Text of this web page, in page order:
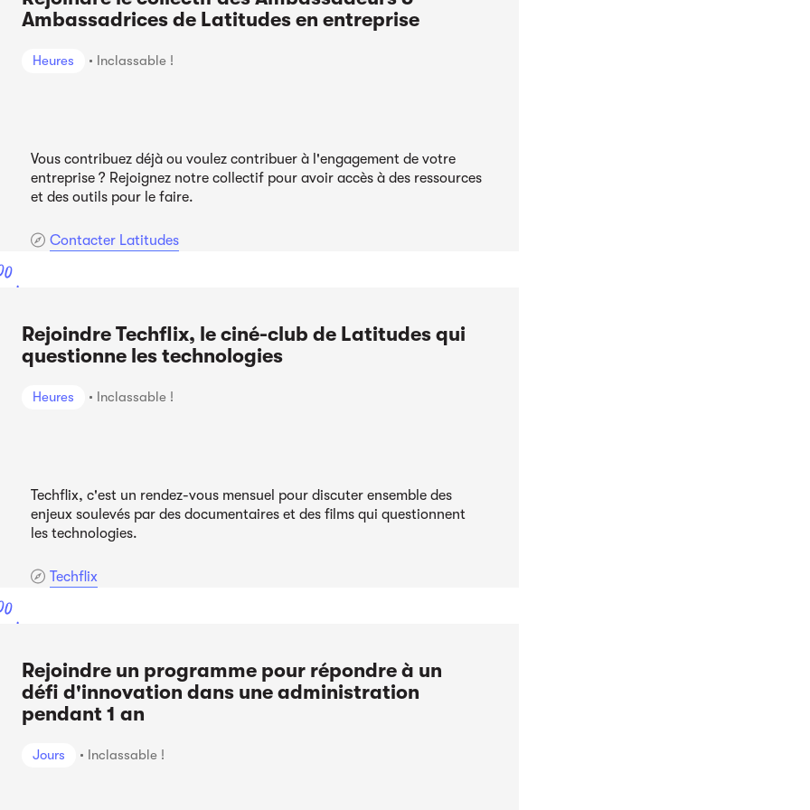
Ambassadrices de Latitudes en entreprise
Heures Inclassable !
Vous contribuez déjà ou voulez contribuer à l'engagement de votre
entreprise ? Rejoignez notre collectif pour avoir accès à des ressources
et des outils pour le faire.
Contacter Latitudes
Rejoindre Techflix, le ciné-club de Latitudes qui
questionne les technologies
Heures Inclassable !
Techflix, c'est un rendez-vous mensuel pour discuter ensemble des
enjeux soulevés par des documentaires et des films qui questionnent
les technologies.
Techflix
Rejoindre un programme pour répondre à un
défi d'innovation dans une administration
pendant 1 an
Jours Inclassable !